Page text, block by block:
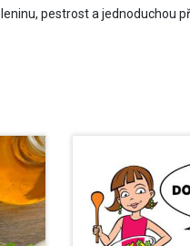
pestrost a jednoduchou